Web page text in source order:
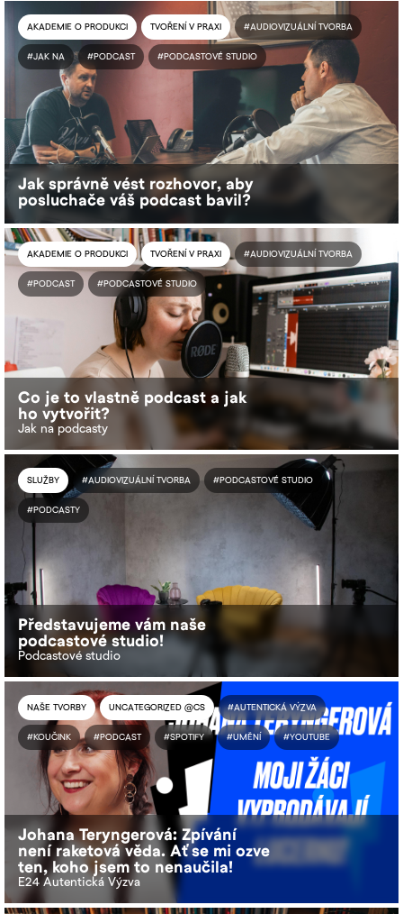
AKADEMIE O PRODUKCI TVOŘENÍ V PRAXI #AUDIOVIZUÁLNÍ TVORBA
#JAK NA #PODCAST #PODCASTOVÉ STUDIO
Jak správně vést rozhovor, aby
posluchače váš podcast bavil?
AKADEMIE O PRODUKCI TVOŘENÍ V PRAXI #AUDIOVIZUÁLNÍ TVORBA
#PODCAST #PODCASTOVÉ STUDIO
Co je to vlastně podcast a jak
ho vytvořit?
Jak na podcasty
SLUŽBY #AUDIOVIZUÁLNÍ TVORBA #PODCASTOVÉ STUDIO
#PODCASTY
Představujeme vám naše
podcastové studio!
Podcastové studio
NAŠE TVORBY UNCATEGORIZED @CS #AUTENTICKÁ VÝZVA
#KOUČINK #PODCAST #SPOTIFY #UMĚNÍ #YOUTUBE
Johana Teryngerová: Zpívání
není raketová věda. Ať se mi ozve
ten, koho jsem to nenaučila!
E24 Autentická Výzva